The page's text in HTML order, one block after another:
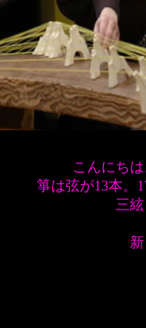
こんにち
箏は弦が13本。
三